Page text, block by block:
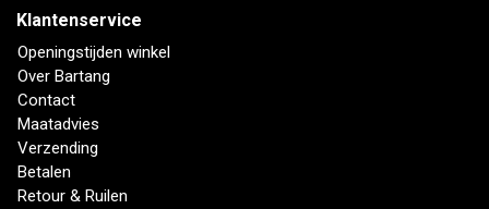
Klantenservice
Openingstijden winkel
Over Bartang
Contact
Maatadvies
Verzending
Betalen
Retour & Ruilen